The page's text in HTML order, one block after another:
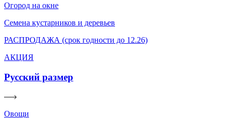
Огород на окне
Семена кустарников и деревьев
РАСПРОДАЖА (срок годности до 12.26)
АКЦИЯ
Русский размер
Овощи